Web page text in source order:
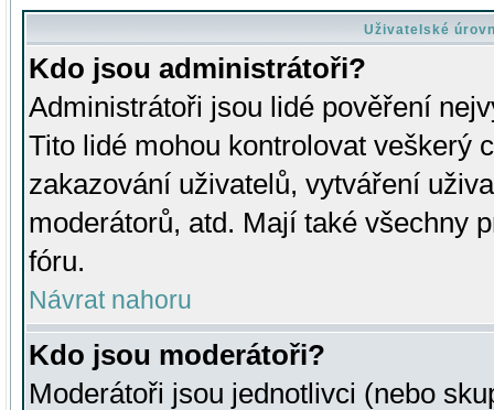
Uživatelské
Kdo jsou administrátoři?
Administrátoři jsou lidé pověření
Tito lidé mohou kontrolovat veškerý
zakazování uživatelů, vytváření
moderátorů, atd. Mají také všechny
fóru.
Návrat nahoru
Kdo jsou moderátoři?
Moderátoři jsou jednotlivci (nebo